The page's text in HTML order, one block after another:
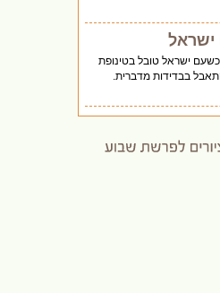
ישראל
ישראל טובל בטינופת
בבדידות מדברית.